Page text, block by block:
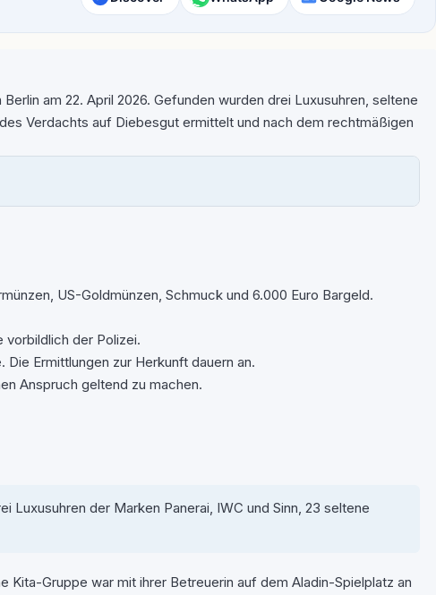
am 22. April 2026. Gefunden wurden drei Luxusuhren, seltene
Verdachts auf Diebesgut ermittelt und nach dem rechtmäßigen
US-Goldmünzen, Schmuck und 6.000 Euro Bargeld.
vorbildlich der Polizei.
Ermittlungen zur Herkunft dauern an.
Anspruch geltend zu machen.
der Marken Panerai, IWC und Sinn, 23 seltene
Kita-Gruppe war mit ihrer Betreuerin auf dem Aladin-Spielplatz an